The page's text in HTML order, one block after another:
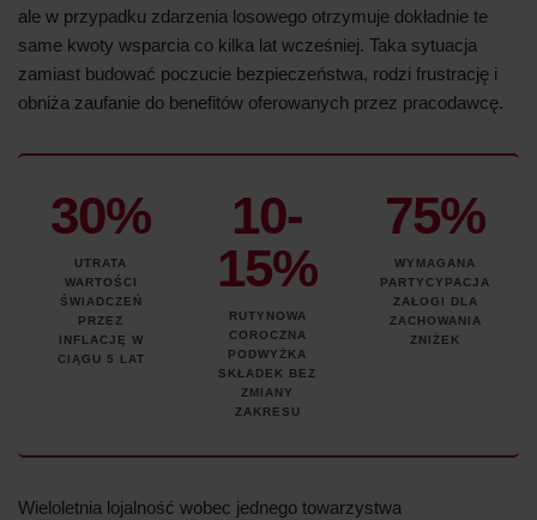
ale w przypadku zdarzenia losowego otrzymuje dokładnie te
same kwoty wsparcia co kilka lat wcześniej. Taka sytuacja
zamiast budować poczucie bezpieczeństwa, rodzi frustrację i
obniża zaufanie do benefitów oferowanych przez pracodawcę.
30%
UTRATA
WARTOŚCI
ŚWIADCZEŃ
PRZEZ
INFLACJĘ W
CIĄGU 5 LAT
10-
15%
RUTYNOWA
COROCZNA
PODWYŻKA
SKŁADEK BEZ
ZMIANY
ZAKRESU
75%
WYMAGANA
PARTYCYPACJA
ZAŁOGI DLA
ZACHOWANIA
ZNIŻEK
Wieloletnia lojalność wobec jednego towarzystwa